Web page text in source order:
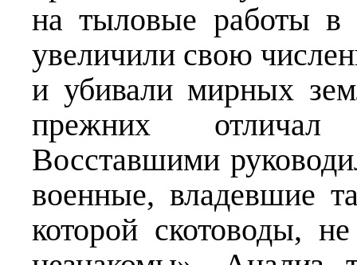
на тыловые работы в
увеличили свою
и убивали мирных
прежних отличал
Восставшими
военные, владевшие
которой скотоводы,